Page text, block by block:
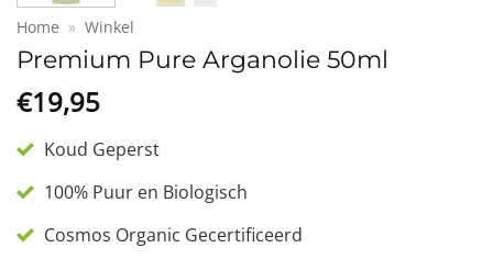
Home » Winkel
Premium Pure Arganolie 50ml
€19,95
Koud Geperst
100% Puur en Biologisch
Cosmos Organic Gecertificeerd